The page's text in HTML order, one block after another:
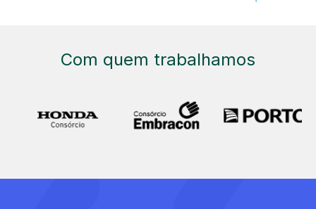
Com quem trabalhamos